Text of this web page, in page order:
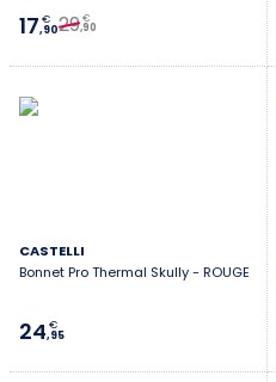
17,90
€ 29,90
€
CASTELLI
Bonnet Pro Thermal Skully - ROUGE
24,95
€